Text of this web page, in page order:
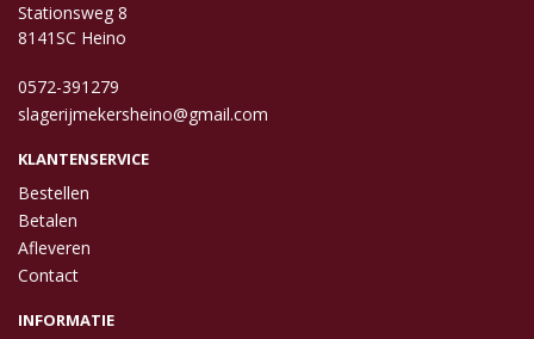
Stationsweg 8
8141SC Heino
0572-391279
slagerijmekersheino@gmail.com
KLANTENSERVICE
Bestellen
Betalen
Afleveren
Contact
INFORMATIE